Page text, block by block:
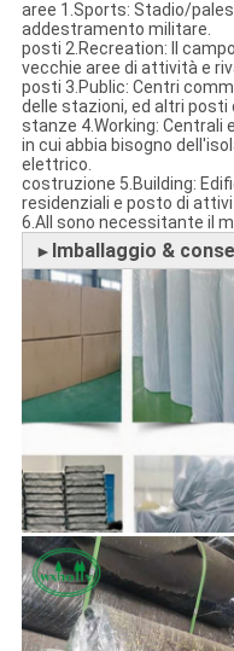
aree 1.Sports: Stadio/
addestramento militare.
posti 2.Recreation: Il
vecchie aree di attività e
posti 3.Public: Centri
delle stazioni, ed altri
stanze 4.Working: Centrali
in cui abbia bisogno
elettrico.
costruzione 5.Building:
residenziali e posto di
6.All sono necessitante il
► Imballaggio &